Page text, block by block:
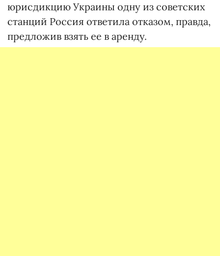
юрисдикцию Украины одну из советских
станций Россия ответила отказом, правда,
предложив взять ее в аренду.